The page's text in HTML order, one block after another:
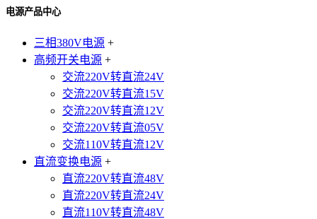
电源产品中心
三相380V电源 +
高频开关电源 +
交流220V转直流24V
交流220V转直流15V
交流220V转直流12V
交流220V转直流05V
交流110V转直流12V
直流变换电源 +
直流220V转直流48V
直流220V转直流24V
直流110V转直流48V